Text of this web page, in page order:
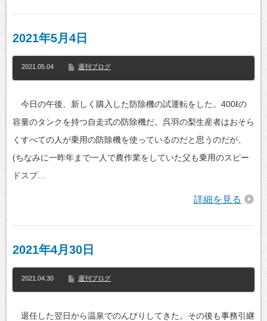
2021年5月4日
2021.05.04 週刊ブログ
今日の午後、新しく購入した防除機の試運転をした。400ℓの
容量のタンクを持つ自走式の防除機だ。呉羽の梨生産者はおそら
くすべての人が乗用の防除機を使っているのだと思うのだが、
(ちなみに一昨年まで一人で農作業をしていた父も乗用のスピー
ドスプ…
詳細を見る
2021年4月30日
2021.04.30 週刊ブログ
退任した翌日から温泉でのんびりしてきた。その後も事務引継